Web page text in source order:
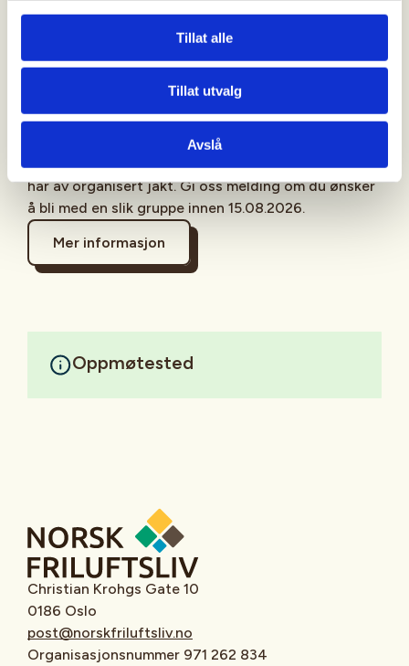
Tillat alle
Tillat utvalg
Avslå
med duejakt 350 kroner.
Nedbør betyr dårlige forhold og ingen jakt. Er du
medlem får du sms-varsel i forkant av aktivitetene.
Vi vil også forsøke å sette sammen selvdrevne
grupper av juniorjegere som kan jakte utover det vi
har av organisert jakt. Gi oss melding om du ønsker
å bli med en slik gruppe innen 15.08.2026.
Mer informasjon
Oppmøtested
Christian Krohgs Gate 10
0186 Oslo
post@norskfriluftsliv.no
Organisasjonsnummer 971 262 834